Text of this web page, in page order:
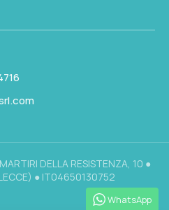
DELLA RESISTENZA, 10 ●
● IT04650130752
WhatsApp